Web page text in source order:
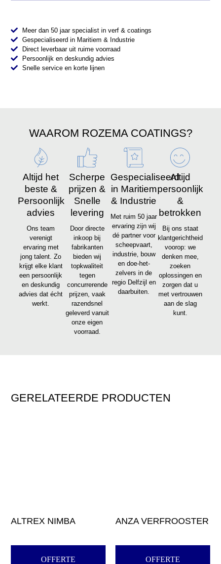
Meer dan 50 jaar specialist in verf & coatings
Gespecialiseerd in Maritiem & Industrie
Direct leverbaar uit ruime voorraad
Persoonlijk en deskundig advies
Snelle service en korte lijnen
WAAROM ROZEMA COATINGS?
Altijd het
beste &
Persoonlijk
advies
Ons team
verenigt
ervaring met
jong talent. Zo
krijgt elke klant
een persoonlijk
en deskundig
advies dat écht
werkt.
Scherpe
prijzen &
Snelle
levering
Door directe
inkoop bij
fabrikanten
bieden wij
topkwaliteit
tegen
concurrerende
prijzen, vaak
razendsnel
geleverd vanuit
onze eigen
voorraad.
Gespecialiseerd
in Maritiem
& Industrie
Met ruim 50 jaar
ervaring zijn wij
dé partner voor
scheepvaart,
industrie, bouw
en doe-het-
zelvers in de
regio Delfzijl en
daarbuiten.
Altijd
persoonlijk
&
betrokken
Bij ons staat
klantgerichtheid
voorop: we
denken mee,
zoeken
oplossingen en
zorgen dat u
met vertrouwen
aan de slag
kunt.
GERELATEERDE PRODUCTEN
ALTREX NIMBA
OFFERTE
ANZA VERFROOSTER
OFFERTE